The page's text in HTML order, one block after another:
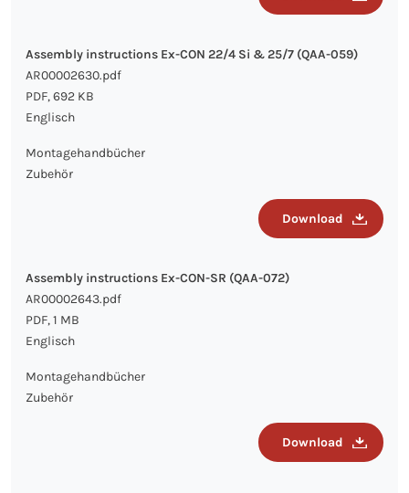
Assembly instructions Ex-CON 22/4 Si & 25/7 (QAA-059)
AR00002630.pdf
PDF, 692 KB
Englisch
Montagehandbücher
Zubehör
Download
Assembly instructions Ex-CON-SR (QAA-072)
AR00002643.pdf
PDF, 1 MB
Englisch
Montagehandbücher
Zubehör
Download